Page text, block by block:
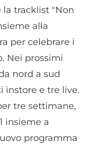
la tracklist "Non
alla
per celebrare i
Nei prossimi
nord a sud
instore e tre live.
tre settimane,
insieme a
programma